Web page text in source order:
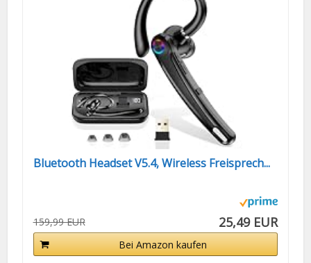
Bluetooth Headset V5.4, Wireless Freisprech...
159,99 EUR 25,49 EUR
Bei Amazon kaufen